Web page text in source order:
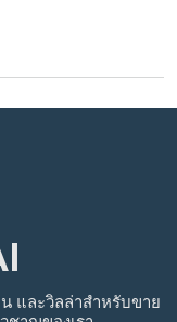
และวิลล่าสำหรับขาย